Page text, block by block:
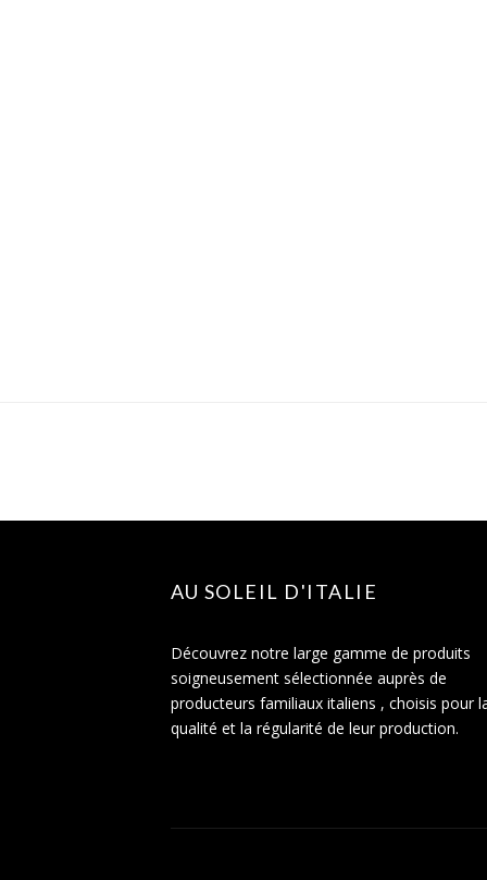
AU SOLEIL D'ITALIE
Découvrez notre large gamme de produits
soigneusement sélectionnée auprès de
producteurs familiaux italiens , choisis pour
qualité et la régularité de leur production.